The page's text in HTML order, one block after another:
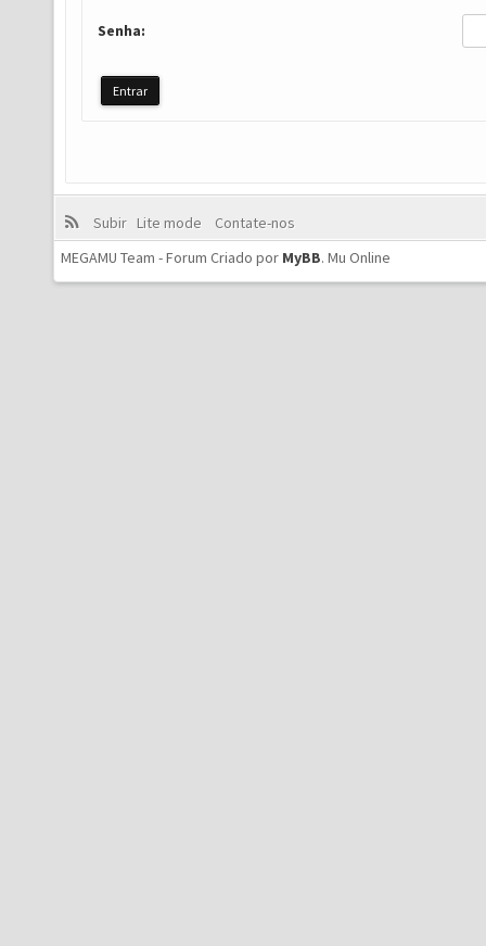
Senha:
Subir Lite mode
Contate-nos
MEGAMU Team - Forum Criado por MyBB. Mu Online